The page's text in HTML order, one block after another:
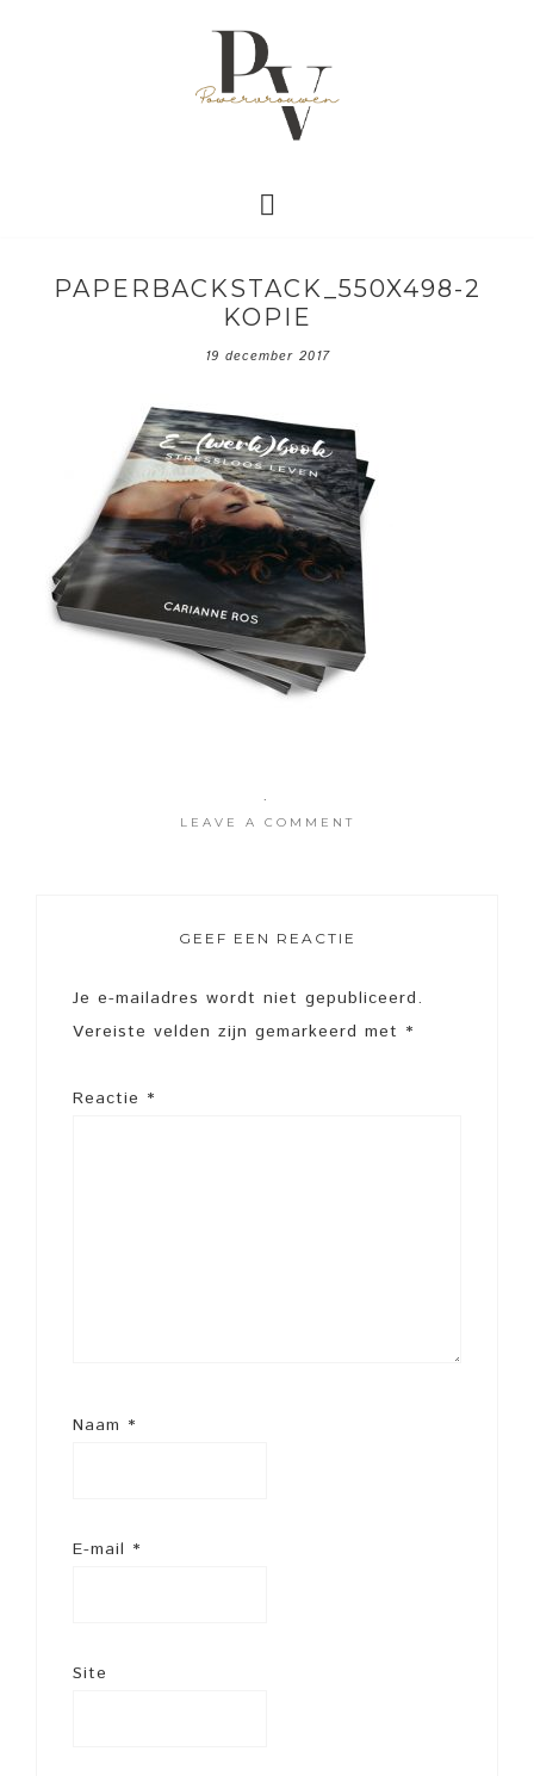
PAPERBACKSTACK_550X498-2
KOPIE
19 december 2017
·
LEAVE A COMMENT
GEEF EEN REACTIE
Je e-mailadres wordt niet gepubliceerd.
Vereiste velden zijn gemarkeerd met *
Reactie *
Naam *
E-mail *
Site